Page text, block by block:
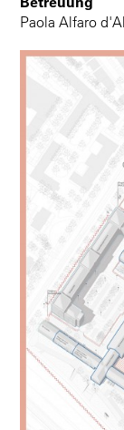
Paola Alfaro